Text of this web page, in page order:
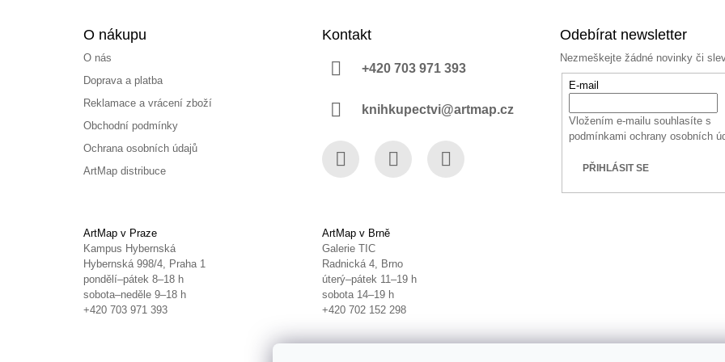
O nákupu
O nás
Doprava a platba
Reklamace a vrácení zboží
Obchodní podmínky
Ochrana osobních údajů
ArtMap distribuce
Kontakt
+420 703 971 393
knihkupectvi@artmap.cz
Odebírat newsletter
Nezmeškejte žádné novinky či
E-mail
Vložením e-mailu souhlasíte s
podmínkami ochrany osobních
PŘIHLÁSIT SE
ArtMap v Praze
Kampus Hybernská
Hybernská 998/4, Praha 1
pondělí–pátek 8–18 h
sobota–neděle 9–18 h
+420 703 971 393
ArtMap v Brně
Galerie TIC
Radnická 4, Brno
úterý–pátek 11–19 h
sobota 14–19 h
+420 702 152 298